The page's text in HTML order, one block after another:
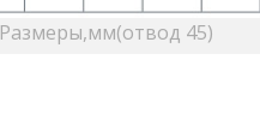
Размеры,мм(отвод 45)